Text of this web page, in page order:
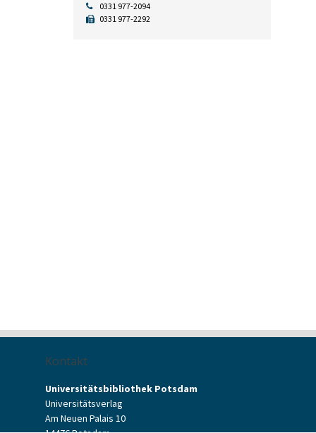
0331 977-2094
0331 977-2292
Kontakt
Universitätsbibliothek Potsdam
Universitätsverlag
Am Neuen Palais 10